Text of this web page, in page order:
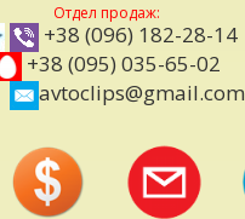
Отдел продаж:
+38 (096) 182-28-14
+38 (095) 035-65-02
avtoclips@gmail.com